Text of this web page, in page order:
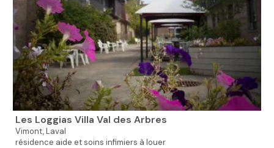
Les Loggias Villa Val des Arbres
Vimont,Laval
résidence aide et soins infimiers à louer